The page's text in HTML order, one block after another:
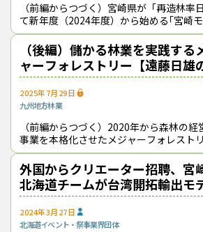
この記事をシェアす
（前編からつづく）宮崎県が「再造林率
て新年度（2024年度）から始める｢宮崎
策がパッケージ化されており、“目玉だ
造林未済地の解消にターゲッ
（後編）儲かる林業を実践する
ャーフォレストリー【遠藤日雄
ポ＆対論】
2025年7月29日
九州地方林業
（前編からつづく）2020年から森林の
事業を本格化させたメジャーフォレスト
前町、佐藤伸幸・代表取締役）は、現在
合計約500haに及ぶフィール
外国からクリエーター招聘、宮
北海道チームが台湾開拓――輸出モ
事業成果報告会開く
2024年3月27日
北海道イベント・祭事業界団体